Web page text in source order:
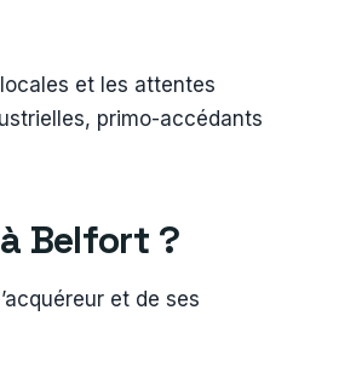
et les attentes
primo-accédants
Belfort ?
et de ses